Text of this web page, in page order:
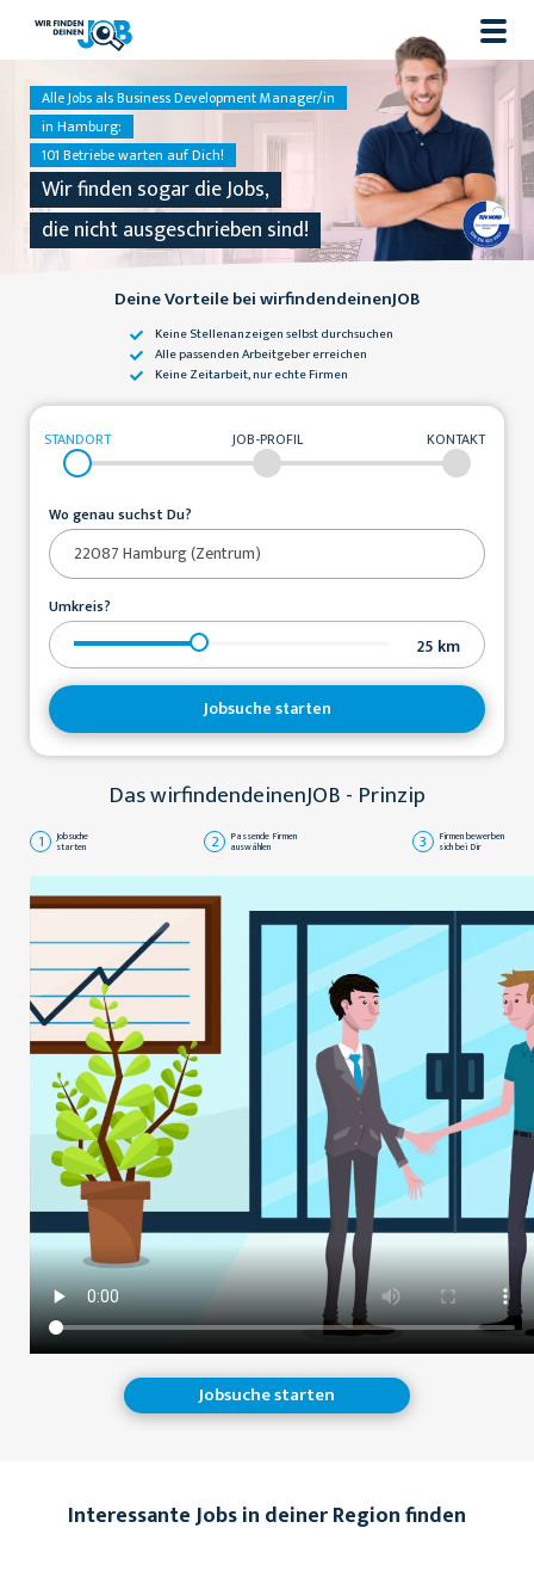
Alle Jobs als Business Development Manager/in
in Hamburg:
101 Betriebe warten auf Dich!
Wir finden sogar die Jobs,
die nicht ausgeschrieben sind!
Deine Vorteile bei wirfindendeinenJOB
Keine Stellenanzeigenselbst durchsuchen
Alle passendenArbeitgeber erreichen
Keine Zeitarbeit,nur echte Firmen
STANDORT JOB-PROFIL KONTAKT
Wo genau suchst Du?
Umkreis?
25 km
Jobsuche starten
Das wirfindendeinenJOB - Prinzip
1 Jobsuche
starten 2 Passende Firmen
auswählen 3 Firmen bewerben
sich bei Dir
Jobsuche starten
Interessante Jobs in deiner Region finden